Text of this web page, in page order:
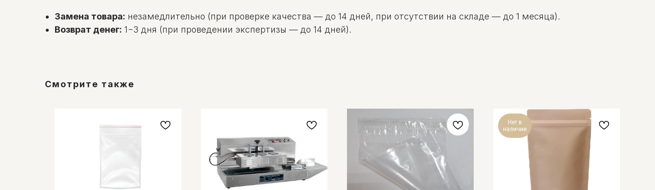
Замена товара: незамедлительно (при проверке качества — до 14 дней, при отсутствии на складе — до 1 месяца).
Возврат денег: 1−3 дня (при проведении экспертизы — до 14 дней).
Смотрите также
Нет в
наличии